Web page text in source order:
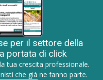
per il settore della
portata di click
tua crescita professionale.
che già ne fanno parte.